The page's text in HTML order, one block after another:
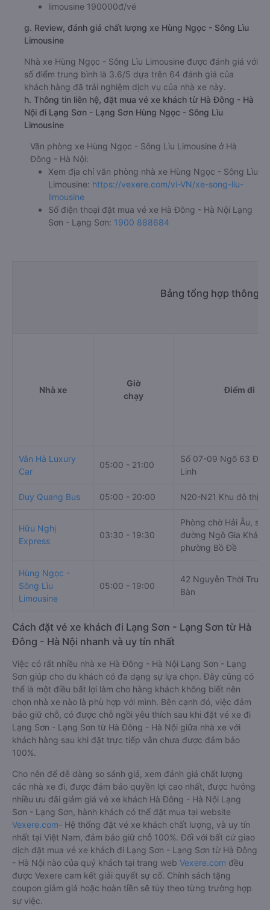
limousine 190000đ/vé
g. Review, đánh giá chất lượng xe Hùng Ngọc - Sông Lìu
Limousine
Nhà xe Hùng Ngọc - Sông Lìu Limousine được đánh giá với
số điểm trung bình là 3.6/5 dựa trên 64 đánh giá của
khách hàng đã trải nghiệm dịch vụ của nhà xe này.
h. Thông tin liên hệ, đặt mua vé xe khách từ Hà Đông - Hà
Nội đi Lạng Sơn - Lạng Sơn Hùng Ngọc - Sông Lìu
Limousine
Văn phòng xe Hùng Ngọc - Sông Lìu Limousine ở Hà
Đông - Hà Nội:
Xem địa chỉ văn phòng nhà xe Hùng Ngọc - Sông Lìu
Limousine: https://vexere.com/vi-VN/xe-song-liu-
limousine
Số điện thoại đặt mua vé xe Hà Đông - Hà Nội Lạng
Sơn - Lạng Sơn: 1900 888684
Bảng tổng hợp thông
Nhà xe
Giờ
chạy
Điểm đi
Vân Hà Luxury
Car
05:00 - 21:00
Số 07-09 Ngõ 63
Linh
Duy Quang Bus 05:00 - 20:00 N20-N21 Khu đô thị
Hữu Nghị
Express
03:30 - 19:30
Phòng chờ Hải Âu, số
đường Ngô Gia Khảm,
phường Bồ Đề
Hùng Ngọc -
Sông Lìu
Limousine
05:00 - 19:00
42 Nguyễn Thời
Bàn
Cách đặt vé xe khách đi Lạng Sơn - Lạng Sơn từ Hà
Đông - Hà Nội nhanh và uy tín nhất
Việc có rất nhiều nhà xe Hà Đông - Hà Nội Lạng Sơn - Lạng
Sơn giúp cho du khách có đa dạng sự lựa chọn. Đây cũng có
thể là một điều bất lợi làm cho hàng khách không biết nên
chọn nhà xe nào là phù hợp với mình. Bên cạnh đó, việc đảm
bảo giữ chỗ, có được chỗ ngồi yêu thích sau khi đặt vé xe đi
Lạng Sơn - Lạng Sơn từ Hà Đông - Hà Nội giữa nhà xe với
khách hàng sau khi đặt trực tiếp vẫn chưa được đảm bảo
100%.
Cho nên để dễ dàng so sánh giá, xem đánh giá chất lượng
các nhà xe đi, được đảm bảo quyền lợi cao nhất, được hưởng
nhiều ưu đãi giảm giá vé xe khách Hà Đông - Hà Nội Lạng
Sơn - Lạng Sơn, hành khách có thể đặt mua tại website
Vexere.com- Hệ thống đặt vé xe khách chất lượng, và uy tín
nhất tại Việt Nam, đảm bảo giữ chỗ 100%. Đối với bất cứ giao
dịch đặt mua vé xe khách đi Lạng Sơn - Lạng Sơn từ Hà Đông
- Hà Nội nào của quý khách tại trang web Vexere.com đều
được Vexere cam kết giải quyết sự cố. Chính sách tặng
coupon giảm giá hoặc hoàn tiền sẽ tùy theo từng trường hợp
sự việc.